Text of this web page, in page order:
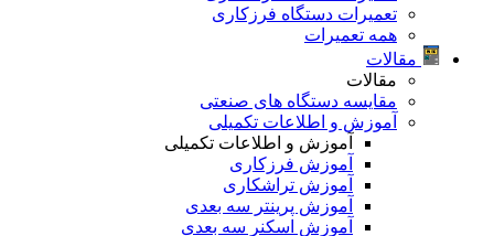
تعمیرات دستگاه فرزکاری
همه تعمیرات
مقالات
مقالات
مقایسه دستگاه های صنعتی
آموزش و اطلاعات تکمیلی
آموزش و اطلاعات تکمیلی
آموزش فرزکاری
آموزش تراشکاری
آموزش پرینتر سه بعدی
آموزش اسکنر سه بعدی